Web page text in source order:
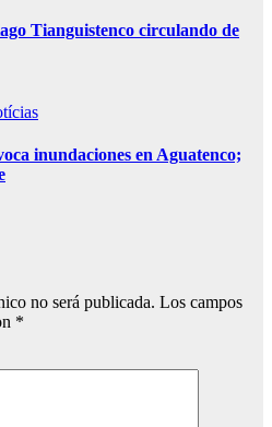
Tianguistenco circulando de
inundaciones en Aguatenco;
no será publicada. Los campos
*